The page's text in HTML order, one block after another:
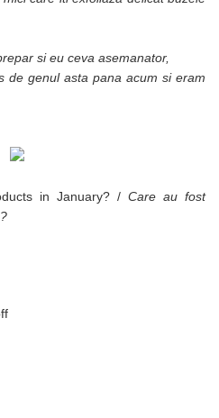
si eu ceva asemanator,
de genul asta pana acum si eram
in January? / Care au fost